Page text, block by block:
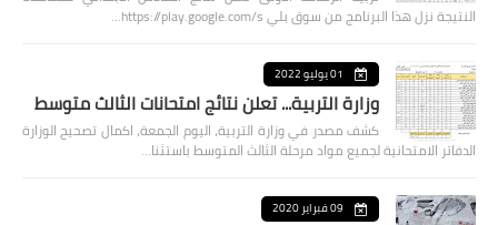
النتيجة نزل هذا البرنامج من سوق بلي https://play.google.com/s…
01 يوليو 2022
وزارة التربية... تعلن نتائج امتحانات الثالث متوسط
كشف مصدر في وزارة التربية، اليوم الجمعة، اكمال تصحيح الوزارة
الدفاتر الامتحانية لجميع مواد مرحلة الثالث المتوسط باستثنا…
09 فبراير 2020